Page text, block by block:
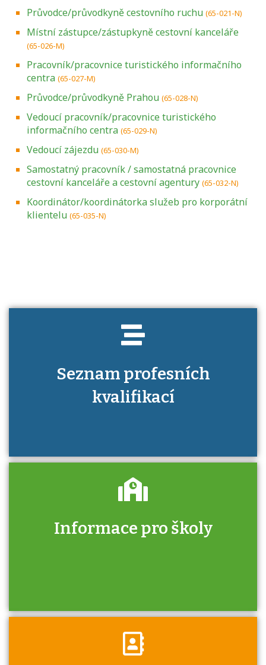
Průvodce/průvodkyně cestovního ruchu (65-021-N)
Místní zástupce/zástupkyně cestovní kanceláře
(65-026-M)
Pracovník/pracovnice turistického informačního
centra (65-027-M)
Průvodce/průvodkyně Prahou (65-028-N)
Vedoucí pracovník/pracovnice turistického
informačního centra (65-029-N)
Vedoucí zájezdu (65-030-M)
Samostatný pracovník / samostatná pracovnice
cestovní kanceláře a cestovní agentury (65-032-N)
Koordinátor/koordinátorka služeb pro korporátní
klientelu (65-035-N)
Seznam profesních
kvalifikací
Projděte si seznam profesních kvalifikací.
Informace pro školy
Zjistěte, jak se přihlásit ke zkoušce a kde